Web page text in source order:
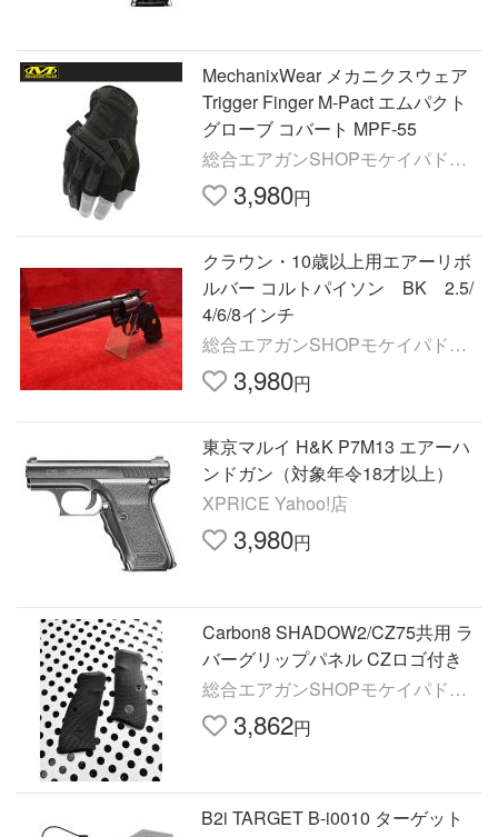
MechanixWear メカニクスウェア
Trigger Finger M-Pact エムパクト
グローブ コバート MPF-55
総合エアガンSHOPモケイパドッ
ク 3,980円
クラウン・10歳以上用エアーリボ
ルバー コルトパイソン BK 2.5/
4/6/8インチ
総合エアガンSHOPモケイパドッ
ク 3,980円
東京マルイ H&K P7M13 エアーハ
ンドガン（対象年令18才以上）
XPRICE Yahoo!店
3,980円
Carbon8 SHADOW2/CZ75共用 ラ
バーグリップパネル CZロゴ付き
総合エアガンSHOPモケイパドッ
ク 3,862円
B2i TARGET B-i0010 ターゲット